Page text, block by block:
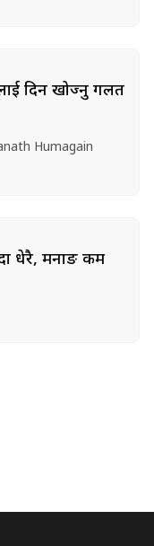
दिन खोज्नु गलत
Humagain
धेरै, मनाङ कम